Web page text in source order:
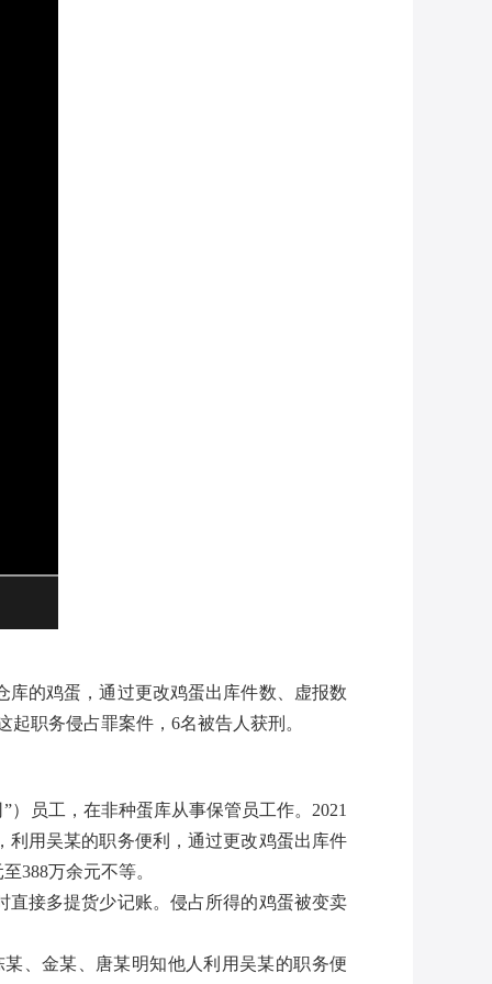
库的鸡蛋，通过更改鸡蛋出库件数、虚报数
职务侵占罪案件，6名被告人获刑。
员工，在非种蛋库从事保管员工作。2021
利用吴某的职务便利，通过更改鸡蛋出库件
388万余元不等。
接多提货少记账。侵占所得的鸡蛋被变卖
、金某、唐某明知他人利用吴某的职务便